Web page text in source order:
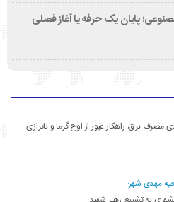
پایان یک حرفه یا آغاز فصلی
درصدی مصرف برق، راهکار عبور از اوج گرما و ناترازی
مهدی شهر: